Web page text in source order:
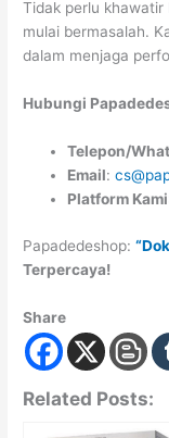
Tidak perlu khawatir
mulai bermasalah.
dalam menjaga
Hubungi
Telepon/
Email:
Platform Kami
Papadedeshop:
Terpercaya!
Share
Related Posts: